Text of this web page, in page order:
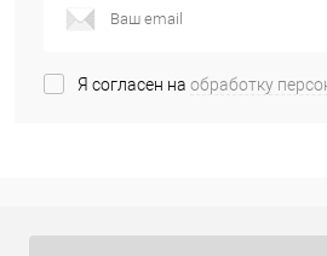
Я согласен на обработку